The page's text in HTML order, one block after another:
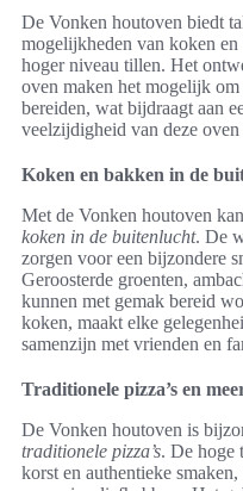
De Vonken houtoven biedt
mogelijkheden van koken
hoger niveau tillen. Het
oven maken het mogelijk om
bereiden, wat bijdraagt aan
veelzijdigheid van deze
Koken en bakken in de
Met de Vonken houtoven
koken in de buitenlucht. De
zorgen voor een bijzondere
Geroosterde groenten,
kunnen met gemak bereid
koken, maakt elke
samenzijn met vrienden en
Traditionele pizza’s en
De Vonken houtoven is
traditionele pizza’s. De hoge
korst en authentieke